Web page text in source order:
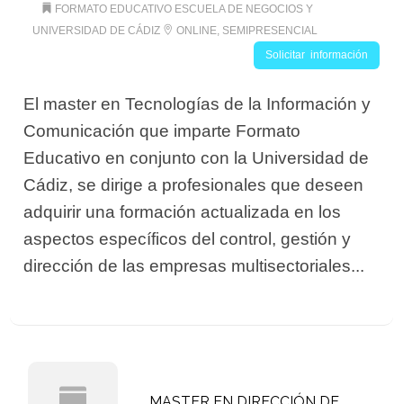
FORMATO EDUCATIVO ESCUELA DE NEGOCIOS Y
UNIVERSIDAD DE CÁDIZ
ONLINE, SEMIPRESENCIAL
Solicitar información
El master en Tecnologías de la Información y
Comunicación que imparte Formato
Educativo en conjunto con la Universidad de
Cádiz, se dirige a profesionales que deseen
adquirir una formación actualizada en los
aspectos específicos del control, gestión y
dirección de las empresas multisectoriales...